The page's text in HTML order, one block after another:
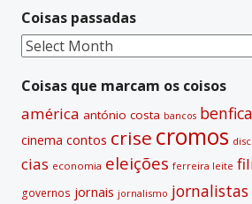
a
t
i
v
Coisas passadas
Coisas
Coisas que marcam os coisos
américa antónio costa bancos benfica
cinema contos crise cromos
cias economia eleições ferreira leite
governos jornais jornalismo jornalistas